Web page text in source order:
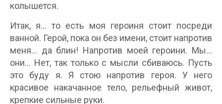
колышется.
Итак, я… то есть моя героиня стоит посреди
ванной. Герой, пока он без имени, стоит напротив
меня… да блин! Напротив моей героини. Мы…
они… Нет, так только с мысли сбиваюсь. Пусть
это буду я. Я стою напротив героя. У него
красивое накачанное тело, рельефный живот,
крепкие сильные руки.